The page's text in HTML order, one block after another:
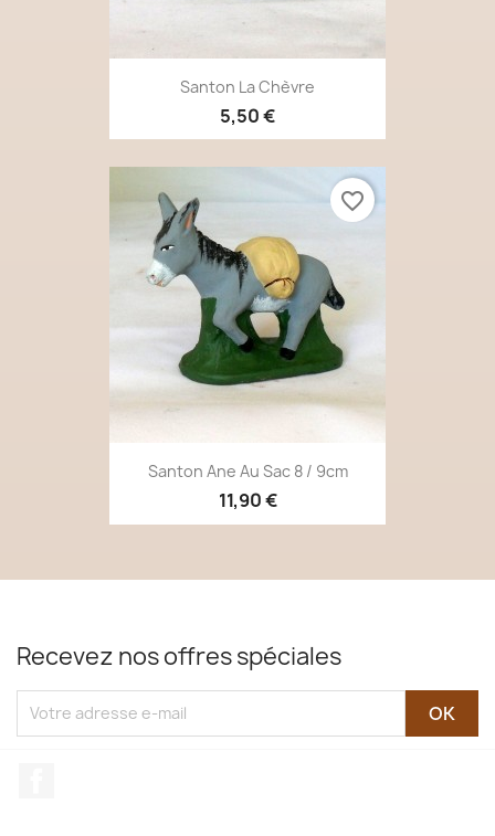
Santon La Chèvre
5,50 €
Santon Ane Au Sac 8 / 9cm
11,90 €
favorite_border
Recevez nos offres spéciales